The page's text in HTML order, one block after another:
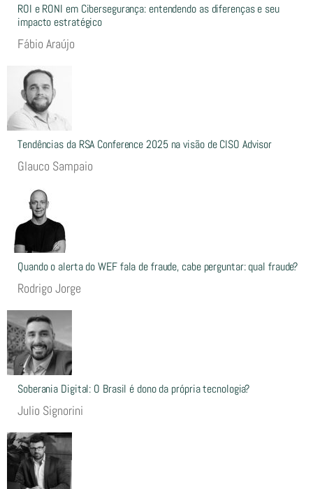
ROI e RONI em Cibersegurança: entendendo as diferenças e seu
impacto estratégico
Fábio Araújo
Tendências da RSA Conference 2025 na visão de CISO Advisor
Glauco Sampaio
Quando o alerta do WEF fala de fraude, cabe perguntar: qual fraude?
Rodrigo Jorge
Soberania Digital: O Brasil é dono da própria tecnologia?
Julio Signorini